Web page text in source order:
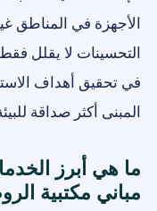
الأجهزة في المناطق
التحسينات لا يقلل
في تحقيق أهداف
المبنى أكثر صداقة
ما هي أبرز
مباني مكتبية